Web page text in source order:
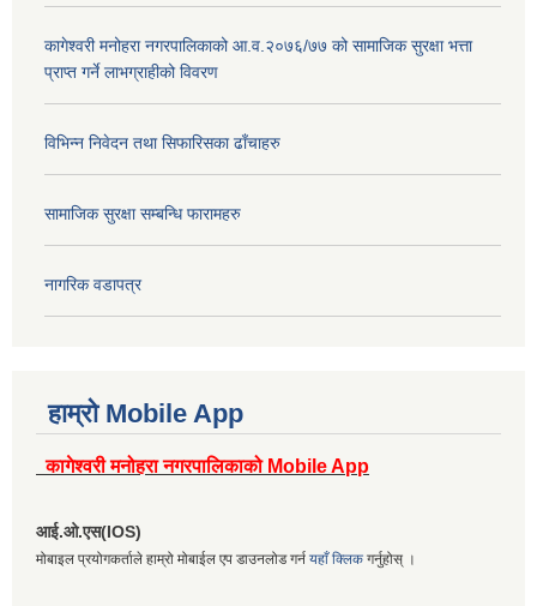
कागेश्वरी मनोहरा नगरपालिकाको आ.व.२०७६/७७ को सामाजिक सुरक्षा भत्ता
प्राप्त गर्ने लाभग्राहीको विवरण
विभिन्न निवेदन तथा सिफारिसका ढाँचाहरु
सामाजिक सुरक्षा सम्बन्धि फारामहरु
नागरिक वडापत्र
हाम्रो Mobile App
कागेश्वरी मनोहरा नगरपालिकाको Mobile App
आई.ओ.एस(IOS)
मोबाइल प्रयोगकर्ताले हाम्रो मोबाईल एप डाउनलोड गर्न यहाँ क्लिक गर्नुहोस् ।